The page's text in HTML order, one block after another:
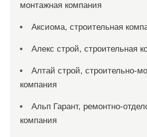
монтажная компания
Аксиома, строительная
Алекс строй, строительная
Алтай строй, строительно-
компания
Альп Гарант, ремонтно-
компания